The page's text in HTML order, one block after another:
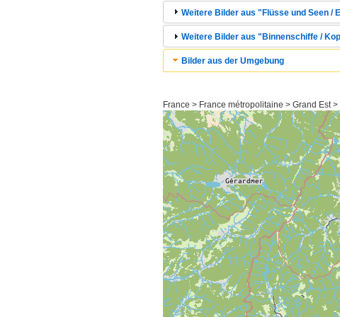
Weitere Bilder aus "Flüsse und Seen /
Weitere Bilder aus "Binnenschiffe /
Bilder aus der Umgebung
France > France métropolitaine > Grand Est